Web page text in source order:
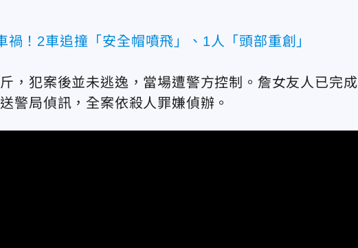
禍！2車追撞「安全帽噴飛」、1人「頭部重創」
，犯案後並未逃逸，當場遭警方控制。詹女友人已完成
警局偵訊，全案依殺人罪嫌偵辦。